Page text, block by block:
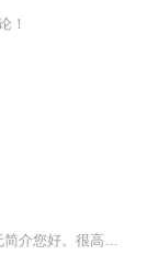
！
票价详情暂无适宜四季皆宜电话暂无简介您好。很高兴和您在厦门西坑村相遇。西坑村在厦门同安的西北最角上，与西藏在中国版图的位置极其相似，号称厦门的“西...